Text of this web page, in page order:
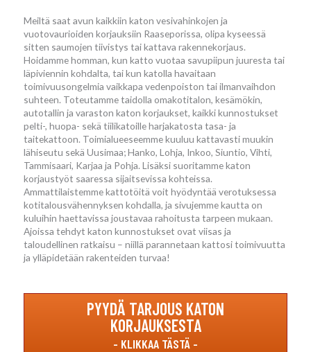
Meiltä saat avun kaikkiin katon vesivahinkojen ja
vuotovaurioiden korjauksiin Raaseporissa, olipa kyseessä
sitten saumojen tiivistys tai kattava rakennekorjaus.
Hoidamme homman, kun katto vuotaa savupiipun juuresta tai
läpiviennin kohdalta, tai kun katolla havaitaan
toimivuusongelmia vaikkapa vedenpoiston tai ilmanvaihdon
suhteen. Toteutamme taidolla omakotitalon, kesämökin,
autotallin ja varaston katon korjaukset, kaikki kunnostukset
pelti-, huopa- sekä tiilikatoille harjakatosta tasa- ja
taitekattoon. Toimialueeseemme kuuluu kattavasti muukin
lähiseutu sekä Uusimaa; Hanko, Lohja, Inkoo, Siuntio, Vihti,
Tammisaari, Karjaa ja Pohja. Lisäksi suoritamme katon
korjaustyöt saaressa sijaitsevissa kohteissa.
Ammattilaistemme kattotöitä voit hyödyntää verotuksessa
kotitalousvähennyksen kohdalla, ja sivujemme kautta on
kuluihin haettavissa joustavaa rahoitusta tarpeen mukaan.
Ajoissa tehdyt katon kunnostukset ovat viisas ja
taloudellinen ratkaisu – niillä parannetaan kattosi toimivuutta
ja ylläpidetään rakenteiden turvaa!
PYYDÄ TARJOUS KATON
KORJAUKSESTA